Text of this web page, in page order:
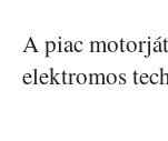
A piac
elektromos